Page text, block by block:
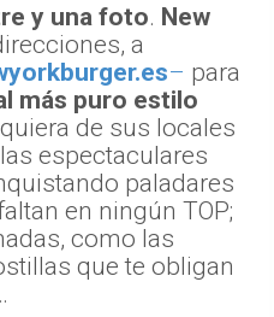
y una foto. New
a
– para
más puro estilo
de sus locales
espectaculares
paladares
en ningún TOP;
como las
que te obligan